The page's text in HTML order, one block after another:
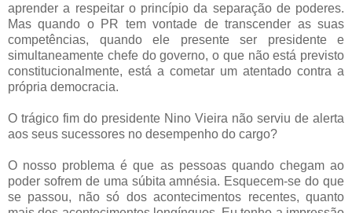
aprender a respeitar o princípio da separação de poderes.
Mas quando o PR tem vontade de transcender as suas
competências, quando ele presente ser presidente e
simultaneamente chefe do governo, o que não está previsto
constitucionalmente, está a cometar um atentado contra a
própria democracia.
O trágico fim do presidente Nino Vieira não serviu de alerta
aos seus sucessores no desempenho do cargo?
O nosso problema é que as pessoas quando chegam ao
poder sofrem de uma súbita amnésia. Esquecem-se do que
se passou, não só dos acontecimentos recentes, quanto